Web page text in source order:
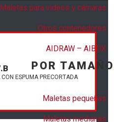
Maletas para videos y cámaras
Otros contenedores
AIDRAW – AIBOX
POR TAMAÑO
Maletas pequeñas
Maletas medianas
CON ESPUMA PRECORTADA